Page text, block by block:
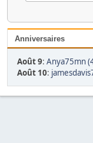
Anniversaires
Août 9: Anya75mn
Août 10: